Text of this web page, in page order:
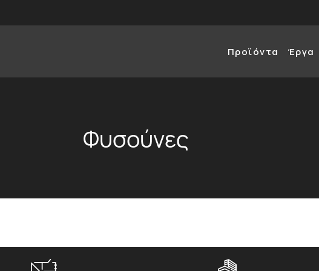
Προϊόντα Έργα
Φυσούνες